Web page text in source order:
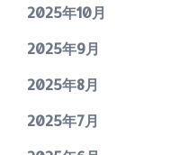
2025年10月
2025年9月
2025年8月
2025年7月